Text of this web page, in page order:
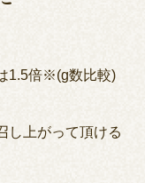
1.5倍※(g数比較)
し上がって頂ける